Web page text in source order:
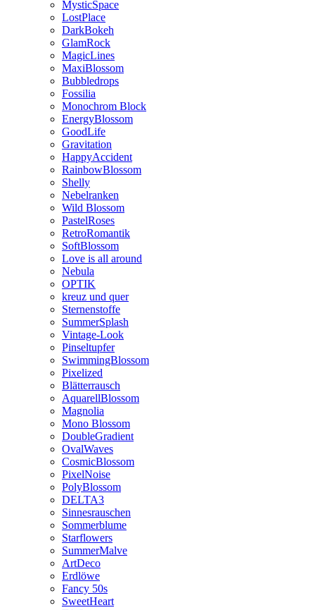
MysticSpace
LostPlace
DarkBokeh
GlamRock
MagicLines
MaxiBlossom
Bubbledrops
Fossilia
Monochrom Block
EnergyBlossom
GoodLife
Gravitation
HappyAccident
RainbowBlossom
Shelly
Nebelranken
Wild Blossom
PastelRoses
RetroRomantik
SoftBlossom
Love is all around
Nebula
OPTIK
kreuz und quer
Sternenstoffe
SummerSplash
Vintage-Look
Pinseltupfer
SwimmingBlossom
Pixelized
Blätterrausch
AquarellBlossom
Magnolia
Mono Blossom
DoubleGradient
OvalWaves
CosmicBlossom
PixelNoise
PolyBlossom
DELTA3
Sinnesrauschen
Sommerblume
Starflowers
SummerMalve
ArtDeco
Erdlöwe
Fancy 50s
SweetHeart